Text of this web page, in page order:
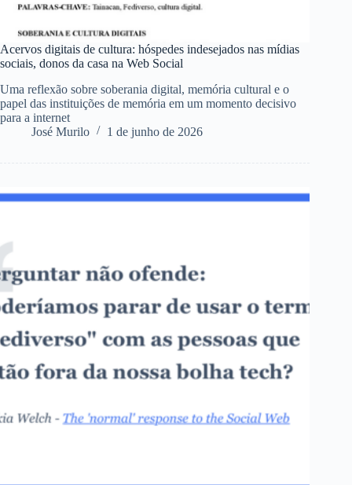
Acervos digitais de cultura: hóspedes indesejados nas mídias
sociais, donos da casa na Web Social
Uma reflexão sobre soberania digital, memória cultural e o
papel das instituições de memória em um momento decisivo
para a internet
José Murilo
1 de junho de 2026